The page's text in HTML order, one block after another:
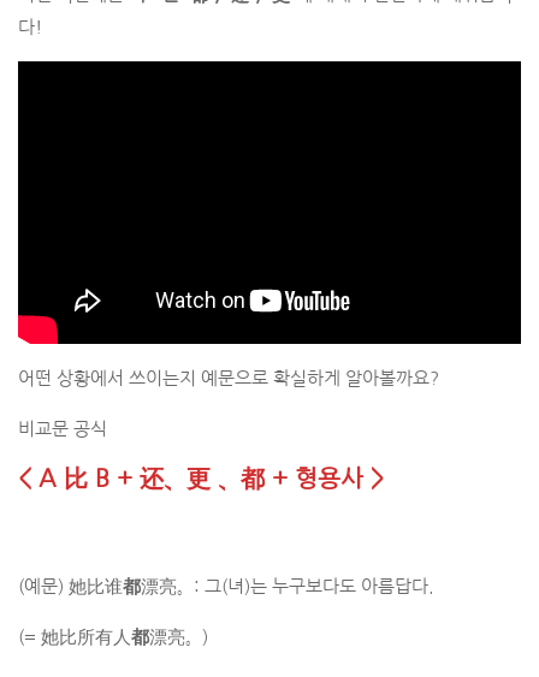
다!
어떤 상황에서 쓰이는지 예문으로 확실하게 알아볼까요?
비교문 공식
< A 比 B + 还、更 、都 + 형용사 >
(예문) 她比谁都漂亮。: 그(녀)는 누구보다도 아름답다.
(= 她比所有人 都漂亮。)